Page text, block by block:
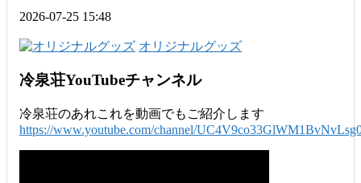
2026-07-25 15:48
オリジナルグッズ
冷泉荘YouTubeチャンネル
冷泉荘のあれこれを動画でもご紹介します
https://www.youtube.com/channel/